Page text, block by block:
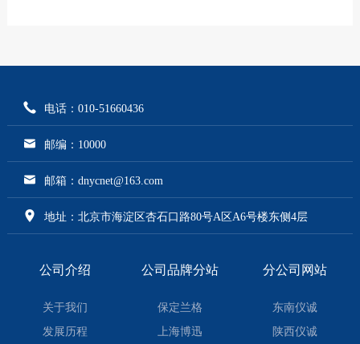
电话：010-51660436
邮编：10000
邮箱：dnycnet@163.com
地址：北京市海淀区杏石口路80号A区A6号楼东侧4层
公司介绍
关于我们
发展历程
公司品牌分站
保定兰格
上海博迅
分公司网站
东南仪诚
陕西仪诚